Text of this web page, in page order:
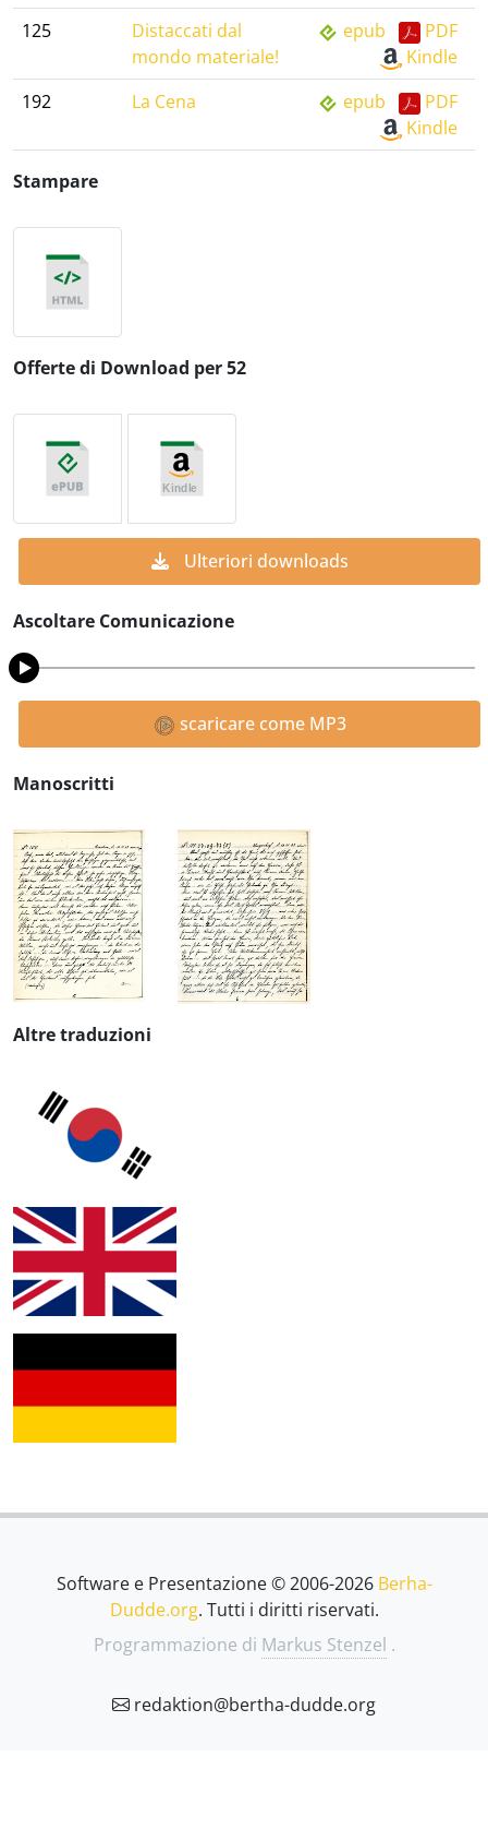
125
Distaccati dal
mondo materiale!
epub
PDF
Kindle
192
La Cena epub
PDF
Kindle
Stampare
Offerte di Download per 52
Ulteriori downloads
Ascoltare Comunicazione
scaricare come MP3
Manoscritti
Altre traduzioni
Software e Presentazione © 2006-2026 Berha-
Dudde.org. Tutti i diritti riservati.
Programmazione di Markus Stenzel .
redaktion@bertha-dudde.org